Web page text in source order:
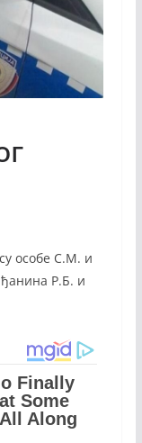
особе С.М. и
Р.Б. и